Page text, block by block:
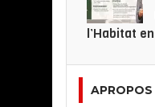
l’Habitat